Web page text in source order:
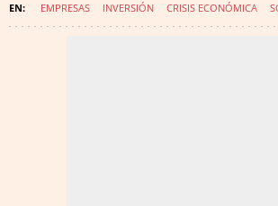
EMPRESAS INVERSIÓN CRISIS ECONÓMICA